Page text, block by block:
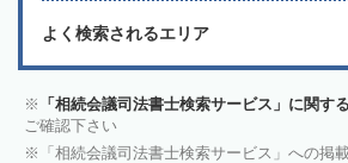
よく検索されるエリア
「相続会議司法書士検索サービス」に関す
ご確認下さい
「相続会議司法書士検索サービス」への掲